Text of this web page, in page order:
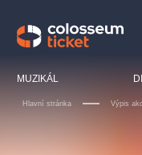
MUZIKÁL
Hlavní stránka Výpis